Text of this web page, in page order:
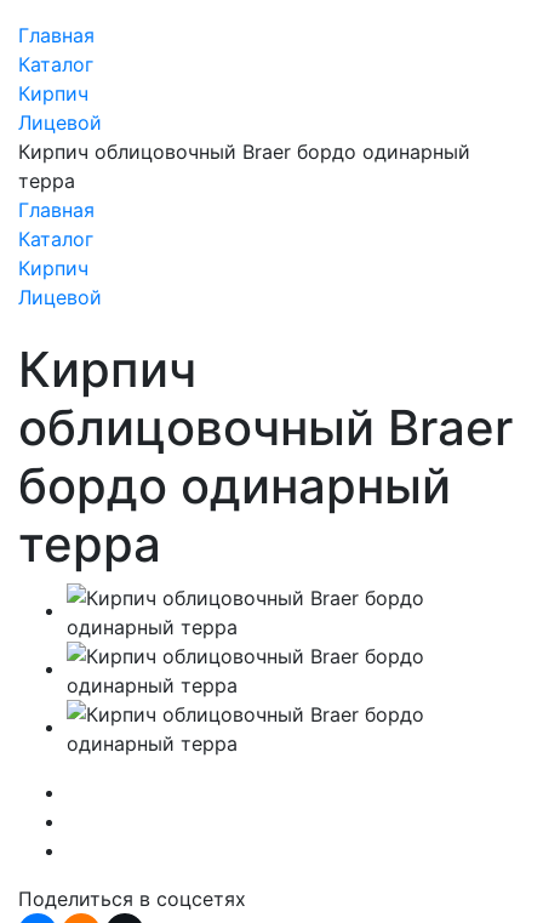
Главная
Каталог
Кирпич
Лицевой
Кирпич облицовочный Braer бордо одинарный
терра
Главная
Каталог
Кирпич
Лицевой
Кирпич
облицовочный Braer
бордо одинарный
терра
Поделиться в соцсетях